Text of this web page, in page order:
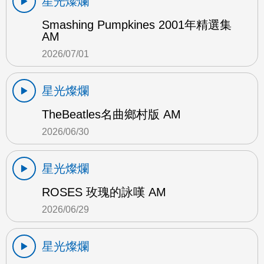
Smashing Pumpkines 2001年精選集
AM
2026/07/01
星光燦爛
TheBeatles名曲鄉村版 AM
2026/06/30
星光燦爛
ROSES 玫瑰的詠嘆 AM
2026/06/29
星光燦爛